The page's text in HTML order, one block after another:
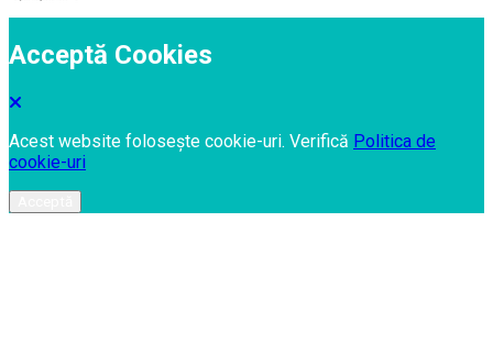
Acceptă Cookies
Acest website folosește cookie-uri. Verifică Politica de
cookie-uri